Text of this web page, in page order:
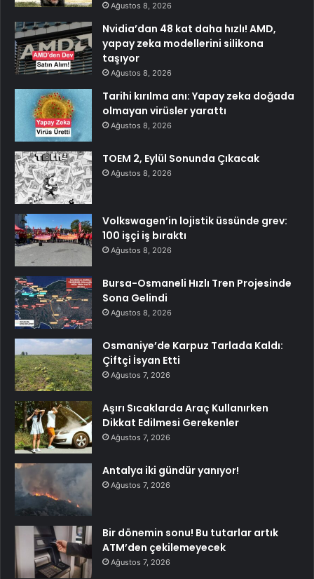
Ağustos 8, 2026
Nvidia’dan 48 kat daha hızlı! AMD,
yapay zeka modellerini silikona
taşıyor
Ağustos 8, 2026
Tarihi kırılma anı: Yapay zeka doğada
olmayan virüsler yarattı
Ağustos 8, 2026
TOEM 2, Eylül Sonunda Çıkacak
Ağustos 8, 2026
Volkswagen’in lojistik üssünde grev:
100 işçi iş bıraktı
Ağustos 8, 2026
Bursa-Osmaneli Hızlı Tren Projesinde
Sona Gelindi
Ağustos 8, 2026
Osmaniye’de Karpuz Tarlada Kaldı:
Çiftçi İsyan Etti
Ağustos 7, 2026
Aşırı Sıcaklarda Araç Kullanırken
Dikkat Edilmesi Gerekenler
Ağustos 7, 2026
Antalya iki gündür yanıyor!
Ağustos 7, 2026
Bir dönemin sonu! Bu tutarlar artık
ATM’den çekilemeyecek
Ağustos 7, 2026